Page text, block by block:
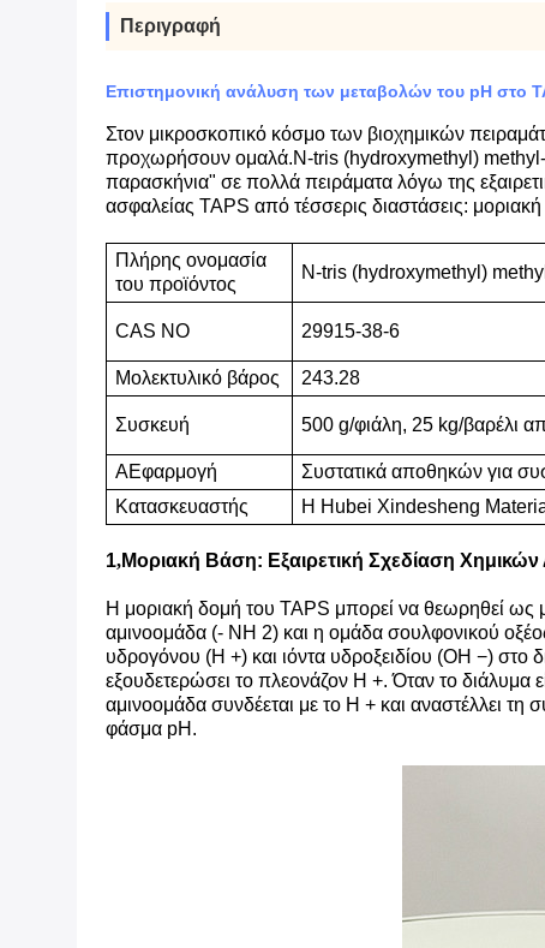
Περιγραφή
Επιστημονική ανάλυση των μεταβολών του pH στο
Στον μικροσκοπικό κόσμο των βιοχημικών
προχωρήσουν ομαλά.N-tris (hydroxymethyl)
παρασκήνια" σε πολλά πειράματα λόγω της
ασφαλείας TAPS από τέσσερις διαστάσεις:
Πλήρης ονομασία
του προϊόντος
N-tris (hydroxymethyl)
CAS NO 29915-38-6
Μολεκτυλικό βάρος 243.28
Συσκευή 500 g/φιάλη, 25 kg/βαρέλι
ΑΕφαρμογή
Συστατικά αποθηκών για
Κατασκευαστής
Η Hubei Xindesheng
1,Μοριακή Βάση: Εξαιρετική Σχεδίαση
Η μοριακή δομή του TAPS μπορεί να θεωρηθεί ως
αμινοομάδα (- NH 2) και η ομάδα σουλφονικού
υδρογόνου (H +) και ιόντα υδροξειδίου (OH −)
εξουδετερώσει το πλεονάζον H +. Όταν το διάλυμα
αμινοομάδα συνδέεται με το H + και αναστέλλει
φάσμα pH.